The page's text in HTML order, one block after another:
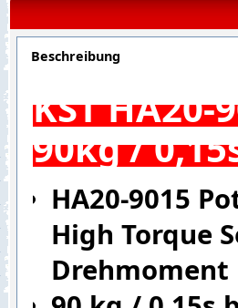
Beschreibung
KST HA20-
90kg /
HA20-9015
High Torque
Drehmoment